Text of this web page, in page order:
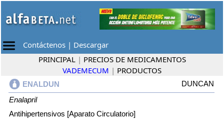
Contáctenos | Descargar
PRINCIPAL | PRECIOS DE MEDICAMENTOS
VADEMECUM | PRODUCTOS
ENALDUN
DUNCAN
Enalapril
Antihipertensivos [Aparato Circulatorio]